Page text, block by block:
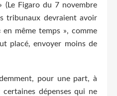
(Le Figaro du 7 novembre
tribunaux devraient avoir
même temps », comme
placé, envoyer moins de
pour une part, à
dépenses qui ne